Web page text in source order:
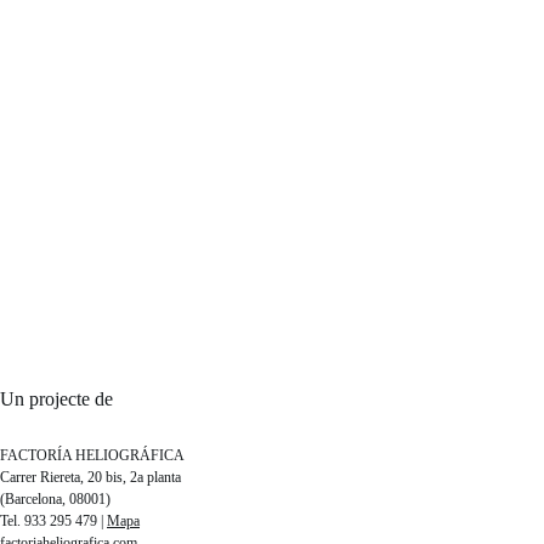
Un projecte de
FACTORÍA HELIOGRÁFICA
Carrer Riereta, 20 bis, 2a planta
(Barcelona, 08001)
Tel. 933 295 479 | Mapa